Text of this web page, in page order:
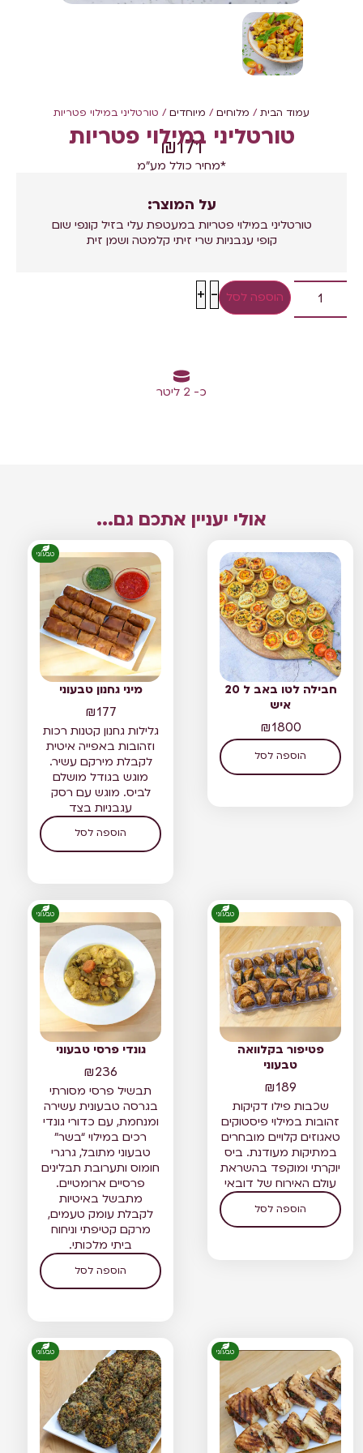
עמוד הבית/ מלוחים/ מיוחדים/ טורטליני במילוי פטריות
טורטליני במילוי פטריות
₪171
*מחיר כולל מע"מ
על המוצר:
טורטליני במילוי פטריות במעטפת עלי בזיל קונפי שום
קופי עגבניות שרי זיתי קלמטה ושמן זית
-
+ הוספה לסל
כ- 2 ליטר
אולי יעניין אתכם גם...
חבילה לטו באב ל 20
איש
₪1800
הוספה לסל
טבעוני
מיני גחנון טבעוני
₪177
גלילות גחנון קטנות רכות
וזהובות באפייה איטית
לקבלת מירקם עשיר.
מוגש בגודל מושלם
לביס. מוגש עם רסק
עגבניות בצד
הוספה לסל
טבעוני
פטיפור בקלוואה
טבעוני
₪189
שכבות פילו דקיקות
זהובות במילוי פיסטוקים
טאגוזים קלויים מובחרים
במתיקות מעודנת. ביס
יוקרתי ומוקפד בהשראת
עולם האירוח של דובאי
הוספה לסל
טבעוני
גונדי פרסי טבעוני
₪236
תבשיל פרסי מסורתי
בגרסה טבעונית עשירה
ומנחמת, עם כדורי גונדי
רכים במילוי “בשר”
טבעוני מתובל, גרגרי
חומוס ותערובת תבלינים
פרסיים ארומטיים.
מתבשל באיטיות
לקבלת עומק טעמים,
מרקם קטיפתי וניחוח
ביתי מלכותי.
הוספה לסל
טבעוני טבעוני